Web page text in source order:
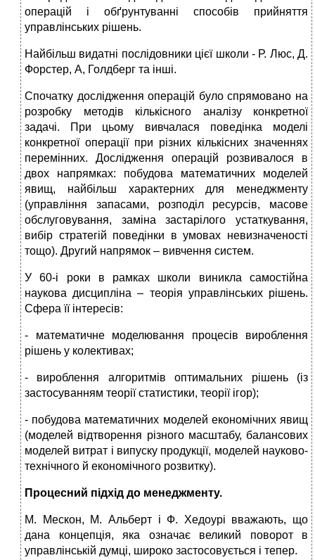
операцій і обґрунтуванні способів прийняття
управлінських рішень.
Найбільш видатні послідовники цієї школи - Р. Люс, Д.
Форстер, А, Голдберг та інші.
Спочатку дослідження операцій було спрямовано на
розробку методів кількісного аналізу конкретної
задачі. При цьому вивчалася поведінка моделі
конкретної операції при різних кількісних значеннях
перемінних. Дослідження операцій розвивалося в
двох напрямках: побудова математичних моделей
явищ, найбільш характерних для менеджменту
(управління запасами, розподіл ресурсів, масове
обслуговування, заміна застарілого устаткування,
вибір стратегій поведінки в умовах невизначеності
тощо). Другий напрямок – вивчення систем.
У 60-і роки в рамках школи виникла самостійна
наукова дисципліна – теорія управлінських рішень.
Сфера її інтересів:
- математичне моделювання процесів вироблення
рішень у колективах;
- вироблення алгоритмів оптимальних рішень (із
застосуванням теорії статистики, теорії ігор);
- побудова математичних моделей економічних явищ
(моделей відтворення різного масштабу, балансових
моделей витрат і випуску продукції, моделей науково-
технічного й економічного розвитку).
Процесний підхід до менеджменту.
М. Мескон, М. Альберт і Ф. Хедоурі вважають, що
дана концепція, яка означає великий поворот в
управлінській думці, широко застосовується і тепер.